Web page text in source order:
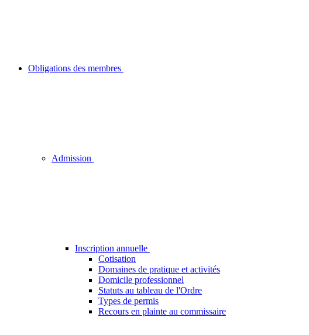
Obligations des membres
Admission
Inscription annuelle
Cotisation
Domaines de pratique et activités
Domicile professionnel
Statuts au tableau de l'Ordre
Types de permis
Recours en plainte au commissaire